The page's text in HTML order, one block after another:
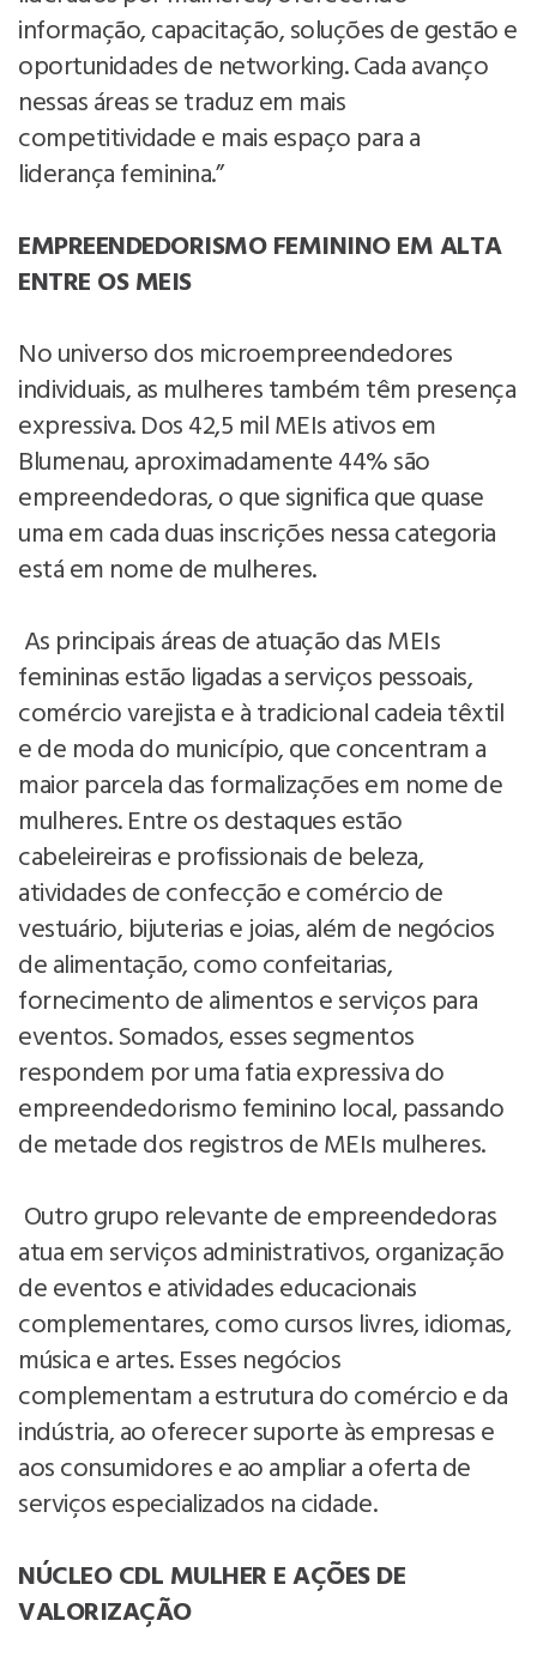
informação, capacitação, soluções de gestão e
oportunidades de networking. Cada avanço
nessas áreas se traduz em mais
competitividade e mais espaço para a
liderança feminina.”
EMPREENDEDORISMO FEMININO EM ALTA
ENTRE OS MEIS
No universo dos microempreendedores
individuais, as mulheres também têm presença
expressiva. Dos 42,5 mil MEIs ativos em
Blumenau, aproximadamente 44% são
empreendedoras, o que significa que quase
uma em cada duas inscrições nessa categoria
está em nome de mulheres.
As principais áreas de atuação das MEIs
femininas estão ligadas a serviços pessoais,
comércio varejista e à tradicional cadeia têxtil
e de moda do município, que concentram a
maior parcela das formalizações em nome de
mulheres. Entre os destaques estão
cabeleireiras e profissionais de beleza,
atividades de confecção e comércio de
vestuário, bijuterias e joias, além de negócios
de alimentação, como confeitarias,
fornecimento de alimentos e serviços para
eventos. Somados, esses segmentos
respondem por uma fatia expressiva do
empreendedorismo feminino local, passando
de metade dos registros de MEIs mulheres.
Outro grupo relevante de empreendedoras
atua em serviços administrativos, organização
de eventos e atividades educacionais
complementares, como cursos livres, idiomas,
música e artes. Esses negócios
complementam a estrutura do comércio e da
indústria, ao oferecer suporte às empresas e
aos consumidores e ao ampliar a oferta de
serviços especializados na cidade.
NÚCLEO CDL MULHER E AÇÕES DE
VALORIZAÇÃO